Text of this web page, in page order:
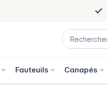
Fauteuils Canapés